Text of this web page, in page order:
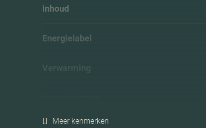
Inhoud
Energielabel
Verwarming
Meer kenmerken